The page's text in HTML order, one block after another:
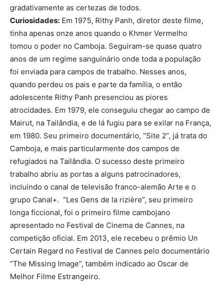
gradativamente as certezas de todos.
Curiosidades: Em 1975, Rithy Panh, diretor deste filme,
tinha apenas onze anos quando o Khmer Vermelho
tomou o poder no Camboja. Seguiram-se quase quatro
anos de um regime sanguinário onde toda a população
foi enviada para campos de trabalho. Nesses anos,
quando perdeu os pais e parte da família, o então
adolescente Rithy Panh presenciou as piores
atrocidades. Em 1979, ele conseguiu chegar ao campo de
Mairut, na Tailândia, e de lá fugiu para se exilar na França,
em 1980. Seu primeiro documentário, “Site 2”, já trata do
Camboja, e mais particularmente dos campos de
refugiados na Tailândia. O sucesso deste primeiro
trabalho abriu as portas a alguns patrocinadores,
incluindo o canal de televisão franco-alemão Arte e o
grupo Canal+. “Les Gens de la rizière”, seu primeiro
longa ficcional, foi o primeiro filme cambojano
apresentado no Festival de Cinema de Cannes, na
competição oficial. Em 2013, ele recebeu o prêmio Un
Certain Regard no Festival de Cannes pelo documentário
“The Missing Image”, também indicado ao Oscar de
Melhor Filme Estrangeiro.